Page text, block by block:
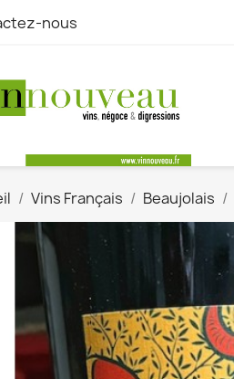
nous
Vins Français Beaujolais